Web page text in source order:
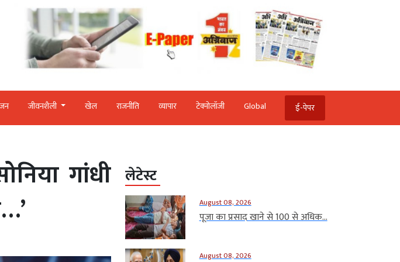
जीवनशैली खेल राजनीति व्‍यापार टेक्‍नोलॉजी Global ई-पेपर
गांधी लेटेस्ट
August 08, 2026
पूजा का प्रसाद खाने से 100 से अधिक...
August 08, 2026